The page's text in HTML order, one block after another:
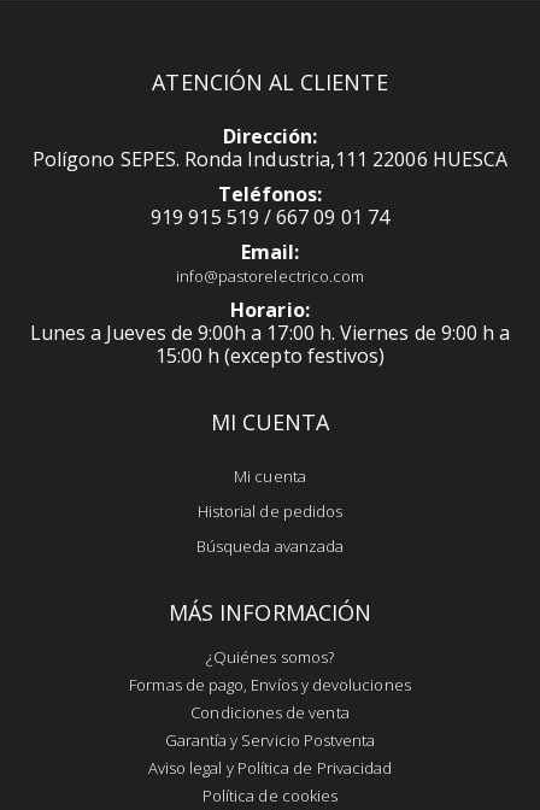
ATENCIÓN AL CLIENTE
Dirección:
Polígono SEPES. Ronda Industria,111 22006 HUESCA
Teléfonos:
919 915 519 / 667 09 01 74
Email:
info@pastorelectrico.com
Horario:
Lunes a Jueves de 9:00h a 17:00 h. Viernes de 9:00 h a
15:00 h (excepto festivos)
MI CUENTA
Mi cuenta
Historial de pedidos
Búsqueda avanzada
MÁS INFORMACIÓN
¿Quiénes somos?
Formas de pago, Envíos y devoluciones
Condiciones de venta
Garantía y Servicio Postventa
Aviso legal y Política de Privacidad
Política de cookies